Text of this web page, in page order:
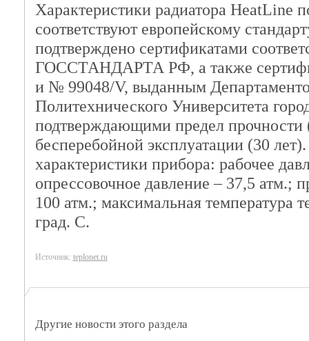
Характеристики радиатора HeatLine
соответствуют европейскому
подтверждено сертификатами
ГОССТАНДАРТА РФ, а также
и № 99048/V, выданным
Политехнического Университета
подтверждающими предел прочности
бесперебойной эксплуатации (30
характеристики прибора: рабочее
опрессовочное давление – 37,5 атм.;
100 атм.; максимальная температура
град. С.
Источник: teplonet.ru
Другие новости этого раздела